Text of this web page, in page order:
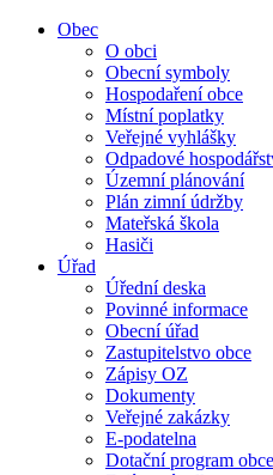
Obec
O obci
Obecní symboly
Hospodaření obce
Místní poplatky
Veřejné vyhlášky
Odpadové
Územní plánování
Plán zimní údržby
Mateřská škola
Hasiči
Úřad
Úřední deska
Povinné informace
Obecní úřad
Zastupitelstvo obce
Zápisy OZ
Dokumenty
Veřejné zakázky
E-podatelna
Dotační program obce